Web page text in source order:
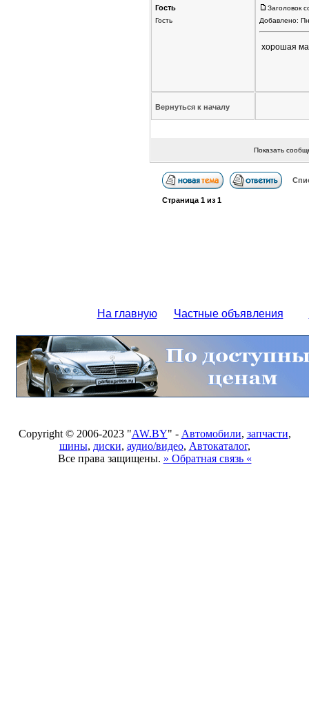
Гость
Гость
Заголовок
Добавлено:
хорошая
Вернуться к началу
Показать
Страница 1из 1
На главную Частные объявления
Copyright © 2006-2023 "AW.BY" - Автомобили, запчасти,
шины, диски, аудио/видео, Автокаталог,
Все права защищены. » Обратная связь «